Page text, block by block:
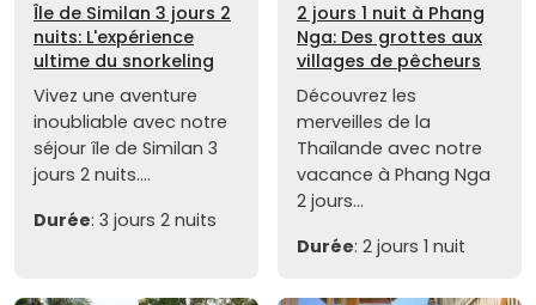
Île de Similan 3 jours 2
nuits: L'expérience
ultime du snorkeling
Vivez une aventure
inoubliable avec notre
séjour île de Similan 3
jours 2 nuits....
Durée: 3 jours 2 nuits
2 jours 1 nuit à Phang
Nga: Des grottes aux
villages de pêcheurs
Découvrez les
merveilles de la
Thaïlande avec notre
vacance à Phang Nga
2 jours...
Durée: 2 jours 1 nuit